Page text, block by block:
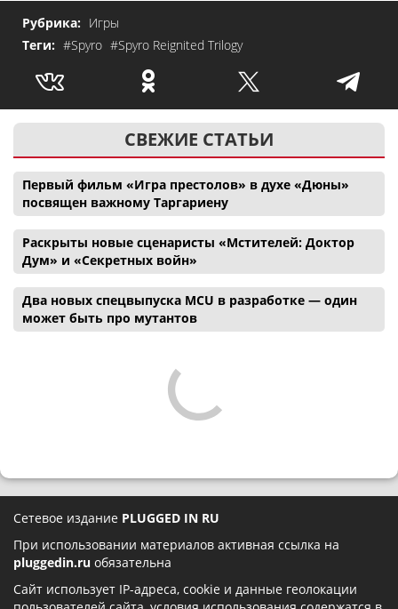
Рубрика: Игры
Теги: #Spyro #Spyro Reignited Trilogy
СВЕЖИЕ СТАТЬИ
Первый фильм «Игра престолов» в духе «Дюны»
посвящен важному Таргариену
Раскрыты новые сценаристы «Мстителей: Доктор
Дум» и «Секретных войн»
Два новых спецвыпуска MCU в разработке — один
может быть про мутантов
Сетевое издание PLUGGED IN RU
При использовании материалов активная ссылка на
pluggedin.ru обязательна
Сайт использует IP-адреса, cookie и данные геолокации